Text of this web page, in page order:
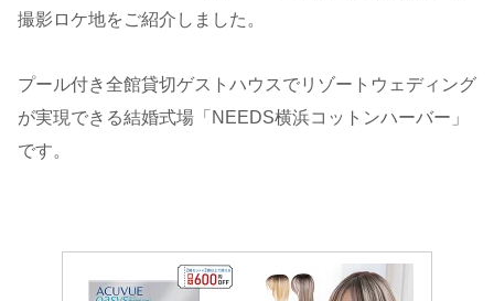
撮影ロケ地をご紹介しました。
プール付き全館貸切ゲストハウスでリゾートウェディング
が実現できる結婚式場「NEEDS横浜コットンハーバー」
です。